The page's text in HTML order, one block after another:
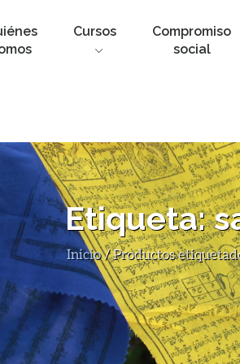
Cursos
Compromiso
social
Etiqueta:
Inicio/ Productos